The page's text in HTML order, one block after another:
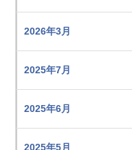
2026年3月
2025年7月
2025年6月
2025年5月